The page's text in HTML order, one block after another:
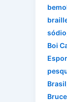
sódio
Boi
Brasil